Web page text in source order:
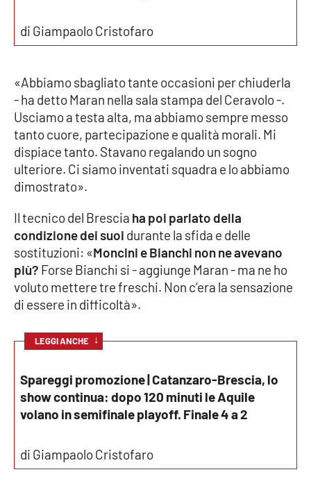
Sport
RUBRICHE
Good Morning Vietnam
Parchi Marini Calabria
Leggendo Alvaro insieme
Imprese Di Calabria
Venti di comunicazione
STREAMING
LaC Network
di Giampaolo Cristofaro
«Abbiamo sbagliato tante occasioni per chiuderla
- ha detto Maran nella sala stampa del Ceravolo -.
Usciamo a testa alta, ma abbiamo sempre messo
tanto cuore, partecipazione e qualità morali. Mi
dispiace tanto. Stavano regalando un sogno
ulteriore. Ci siamo inventati squadra e lo abbiamo
dimostrato».
Il tecnico del Brescia ha poi parlato della
condizione dei suoi durante la sfida e delle
sostituzioni: «Moncini e Bianchi non ne avevano
più? Forse Bianchi si - aggiunge Maran - ma ne ho
voluto mettere tre freschi. Non c’era la sensazione
di essere in difficoltà».
LEGGI ANCHE ↓
Spareggi promozione | Catanzaro-Brescia, lo
show continua: dopo 120 minuti le Aquile
volano in semifinale playoff. Finale 4 a 2
di Giampaolo Cristofaro